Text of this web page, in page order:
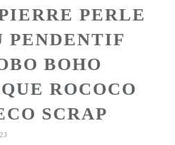
PERLE
BOHO
ROCOCO
SCRAP